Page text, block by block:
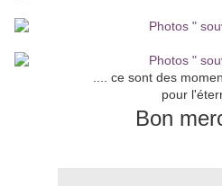
.... ce sont des
pour
Bon